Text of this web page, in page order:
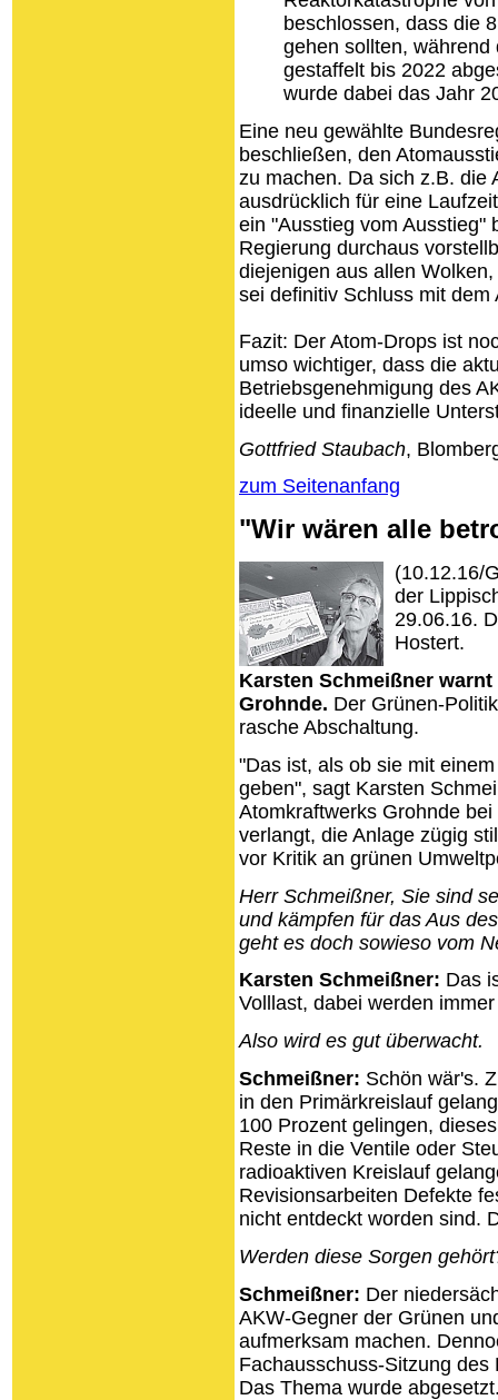
beschlossen, dass die
gehen sollten, während
gestaffelt bis 2022
wurde dabei das Jahr
Eine neu gewählte
beschließen, den
zu machen. Da sich z.B. die
ausdrücklich für eine
ein "Ausstieg vom Ausstieg"
Regierung durchaus
diejenigen aus allen
sei definitiv Schluss mit dem
Fazit: Der Atom-Drops ist
umso wichtiger, dass die
Betriebsgenehmigung des
ideelle und finanzielle
Gottfried Staubach,
zum Seitenanfang
"Wir wären alle
(10.12.16/
der
29.06.16.
Hostert.
Karsten Schmeißner
Grohnde. Der Grünen-
rasche Abschaltung.
"Das ist, als ob sie mit
geben", sagt Karsten
Atomkraftwerks Grohnde
verlangt, die Anlage zügig
vor Kritik an grünen
Herr Schmeißner, Sie sind
und kämpfen für das Aus
geht es doch sowieso vom
Karsten Schmeißner: Das
Volllast, dabei werden
Also wird es gut überwacht.
Schmeißner: Schön wär's.
in den Primärkreislauf
100 Prozent gelingen,
Reste in die Ventile oder
radioaktiven Kreislauf
Revisionsarbeiten Defekte
nicht entdeckt worden sind.
Werden diese Sorgen
Schmeißner: Der
AKW-Gegner der Grünen
aufmerksam machen.
Fachausschuss-Sitzung
Das Thema wurde